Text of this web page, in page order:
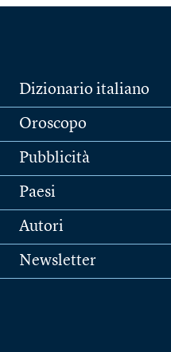
Dizionario italiano
Oroscopo
Pubblicità
Paesi
Autori
Newsletter